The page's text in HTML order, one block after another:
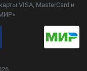
VISA, MasterCard и